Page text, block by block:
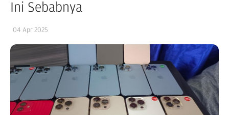
Ini Sebabnya
04 Apr 2025